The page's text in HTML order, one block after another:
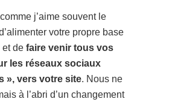
j’aime souvent le
votre propre base
et de faire venir tous vos
les réseaux sociaux
», vers votre site. Nous ne
à l’abri d’un changement